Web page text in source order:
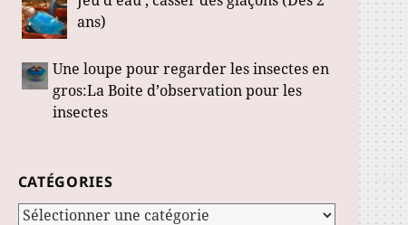
ans)
Une loupe pour regarder les insectes en
gros:La Boite d’observation pour les
insectes
CATÉGORIES
Catégories